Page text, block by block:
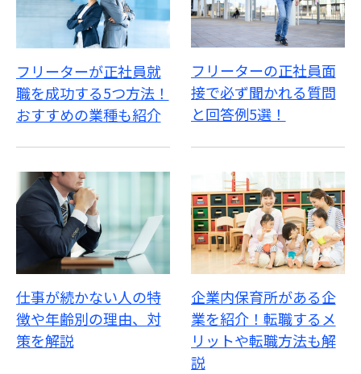
フリーターが正社員就
職を成功する5つ方法！
おすすめの業種も紹介
フリーターの正社員面
接で必ず聞かれる質問
と回答例5選！
仕事が続かない人の特
徴や年齢別の理由、対
策を解説
企業内保育所がある企
業を紹介！転職するメ
リットや転職方法も解
説